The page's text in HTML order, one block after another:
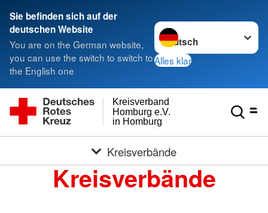
Sie befinden sich auf der
deutschen Website
You are on the German website,
you can use the switch to switch to
the English one
Sprache wechseln zu
Alles klar
in Homburg
Homburg e.V.
Kreisverband
Kreisverbände
Kreisverbände